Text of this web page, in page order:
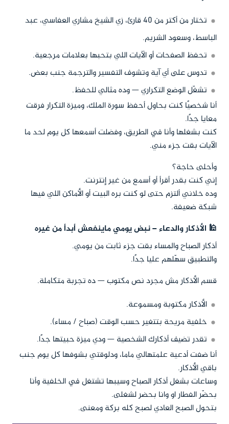
تختار من أكتر من 40 قارئ، زي الشيخ مشاري العفاسي، عبد
الباسط، وسعود الشريم.
تحفظ الصفحات أو الآيات اللي بتحبها بعلامات مرجعية.
تدوس على أي آية وتشوف التفسير والترجمة جنب بعض.
تشغّل الوضع التكراري — وده مثالي للحفظ.
أنا شخصيًا كنت بحاول أحفظ سورة الملك، وميزة التكرار فرقت
معايا جدًا.
كنت بشغلها وأنا في الطريق، وفضلت أسمعها كل يوم لحد ما
الآيات بقت جزء مني.
وأحلى حاجة؟
إني كنت بقدر أقرأ أو أسمع من غير إنترنت.
وده خلاني ألتزم حتى لو كنت بره البيت أو الأماكن اللي فيها
شبكة ضعيفة.
🕌 الأذكار والدعاء – نبض يومي ماينفعش أبدأ من غيره
أذكار الصباح والمساء بقت جزء ثابت من يومي.
والتطبيق سهّلهم عليا جدًا.
قسم الأذكار مش مجرد نص مكتوب — ده تجربة متكاملة.
الأذكار مكتوبة ومسموعة.
خلفية مريحة بتتغير حسب الوقت (صباح / مساء).
تقدر تضيف أذكارك الشخصية — ودي ميزة حبيتها جدًا.
أنا ضفت أدعية علمتهالي ماما، ودلوقتي بشوفها كل يوم جنب
باقي الأذكار.
وساعات بشغل أذكار الصباح وسيبها تشتغل في الخلفية وأنا
بحضّر الفطار او وانا بحضر لشغلى.
بتحول الصبح العادي لصبح كله بركة ومعنى.